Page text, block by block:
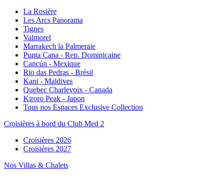
La Rosière
Les Arcs Panorama
Tignes
Valmorel
Marrakech la Palmeraie
Punta Cana - Rep. Dominicaine
Cancún - Mexique
Rio das Pedras - Brésil
Kani - Maldives
Quebec Charlevoix - Canada
Kiroro Peak - Japon
Tous nos Espaces Exclusive Collection
Croisières à bord du Club Med 2
Croisières 2026
Croisières 2027
Nos Villas & Chalets